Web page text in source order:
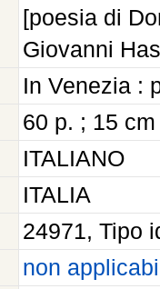
[poesia di
Giovanni
In Venezia :
60 p. ; 15 cm
ITALIANO
ITALIA
24971, Tipo
non